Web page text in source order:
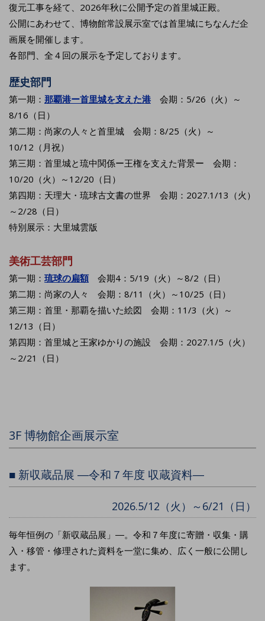
復元工事を経て、2026年秋に公開予定の首里城正殿。
公開にあわせて、博物館常設展示室では首里城にちなんだ企
画展を開催します。
各部門、全４回の展示を予定しております。
歴史部門
第一期： 那覇港ー首里城を支えた港 会期：5/26（火）～
8/16（日）
第二期：尚家の人々と首里城 会期：8/25（火）～
10/12（月祝）
第三期：首里城と琉中関係ー王権を支えた背景ー 会期：
10/20（火）～12/20（日）
第四期：天理大・琉球古文書の世界 会期：2027.1/13（火）
～2/28（日）
特別展示：大里城雲版
美術工芸部門
第一期： 琉球の扁額 会期4：5/19（火）～8/2（日）
第二期：尚家の人々 会期：8/11（火）～10/25（日）
第三期：首里・那覇を描いた絵図 会期：11/3（火）～
12/13（日）
第四期：首里城と王家ゆかりの施設 会期：2027.1/5（火）
～2/21（日）
3F 博物館企画展示室
■ 新収蔵品展 ―令和７年度 収蔵資料―
2026.5/12（火）～6/21（日）
毎年恒例の「新収蔵品展」―。令和７年度に寄贈・収集・購
入・移管・修理された資料を一堂に集め、広く一般に公開し
ます。